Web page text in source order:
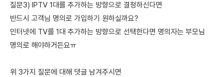
질문3) IPTV 1대를 추가하는 방향으로 결정하신다면
반드시 고객님 명의로 가입하기 원하실까요?
인터넷에 TV를 1대 추가하는 방향으로 선택한다면 명의자는 부모님
명의로 해야하거든요ㅠ
위 3가지 질문에 대해 댓글 남겨주시면